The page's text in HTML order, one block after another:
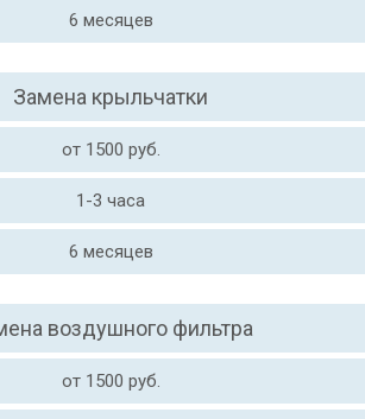
6 месяцев
Замена крыльчатки
от 1500 руб.
1-3 часа
6 месяцев
воздушного фильтра
от 1500 руб.